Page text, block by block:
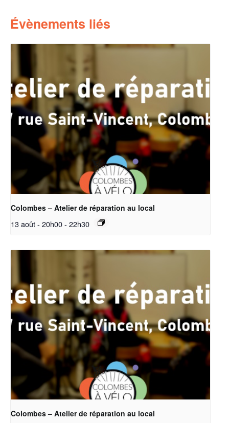
Évènements liés
Colombes – Atelier de réparation au local
13 août - 20h00- 22h30
Colombes – Atelier de réparation au local